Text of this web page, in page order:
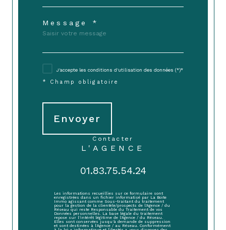
Message *
J'accepte les conditions d'utilisation des données (*)*
* Champ obligatoire
Envoyer
contacter
L'AGENCE
01.83.75.54.24
Les informations recueillies sur ce formulaire sont
enregistrées dans un fichier informatisé par La Boite
Immo agissant comme Sous-traitant du traitement
pour la gestion de la clientèle/prospects de l'Agence / du
Réseau qui reste Responsable du Traitement de vos
Données personnelles. La base légale du traitement
repose sur l'intérêt légitime de l'Agence / du Réseau.
Elles sont conservées jusqu'à demande de suppression
et sont destinées à l'Agence / au Réseau. Conformément